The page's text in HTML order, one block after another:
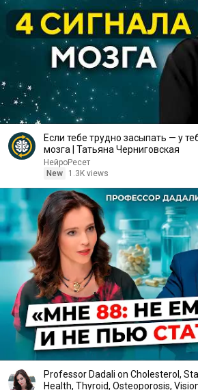
Если тебе трудно засыпать — у
мозга | Татьяна Черниговская
НейроРесет
New
1.3K views
Professor Dadali on Cholesterol,
Health, Thyroid, Osteoporosis,